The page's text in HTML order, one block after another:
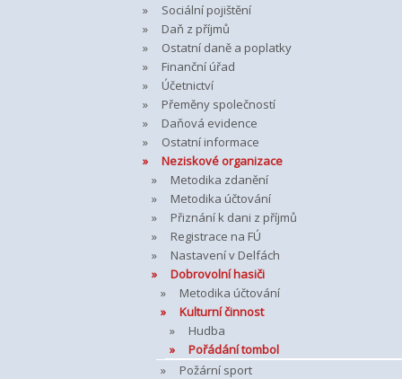
Sociální pojištění
Daň z příjmů
Ostatní daně a poplatky
Finanční úřad
Účetnictví
Přeměny společností
Daňová evidence
Ostatní informace
Neziskové organizace
Metodika zdanění
Metodika účtování
Přiznání k dani z příjmů
Registrace na FÚ
Nastavení v Delfách
Dobrovolní hasiči
Metodika účtování
Kulturní činnost
Hudba
Pořádání tombol
Požární sport